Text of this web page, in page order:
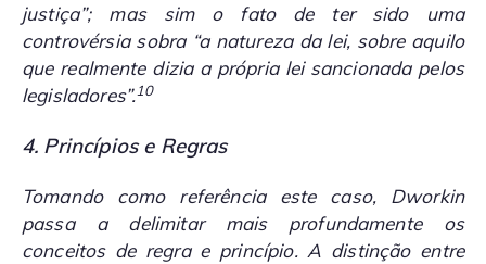
justiça”; mas sim o fato de ter sido uma
controvérsia sobra “a natureza da lei, sobre aquilo
que realmente dizia a própria lei sancionada pelos
legisladores”.10
4. Princípios e Regras
Tomando como referência este caso, Dworkin
passa a delimitar mais profundamente os
conceitos de regra e princípio. A distinção entre